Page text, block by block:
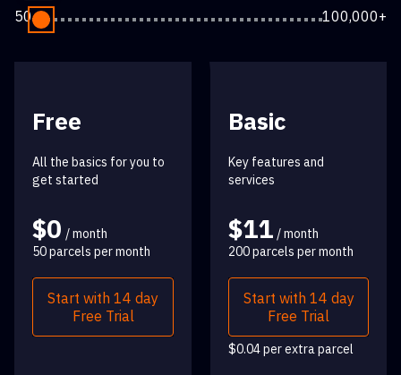
50
100,000+
Free
All the basics for you to
get started
$0 / month
50 parcels per month
Start with 14 day
Free Trial
Basic
Key features and
services
$11 / month
200 parcels per month
Start with 14 day
Free Trial
$0.04 per extra parcel